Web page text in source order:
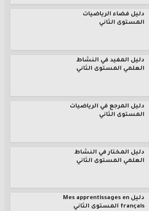
دليل فضاء الرياضيات
المستوى الثاني
دليل المفيد في النشاط
العلمي المستوى الثاني
دليل المرجع في الرياضيات
المستوى الثاني
دليل المختار في النشاط
العلمي المستوى الثاني
دليل Mes apprentissages en
français المستوى الثاني